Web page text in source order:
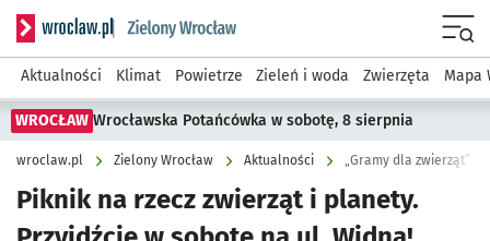
Serwis informacyjny wroclaw.pl podserwis: Środowisko we
Aktualności Klimat Powietrze Zieleń i woda Zwierzęta Mapa
WROCŁAW Wrocławska Potańcówka w sobotę, 8 sierpnia
wroclaw.pl Zielony Wrocław Aktualności „Gramy dla zwierząt” w
Piknik na rzecz zwierząt i planety.